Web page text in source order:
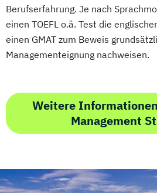
Berufserfahrung. Je nach
einen TOEFL o.ä. Test die
einen GMAT zum Beweis
Managementeignung nachweisen.
Weitere
Management